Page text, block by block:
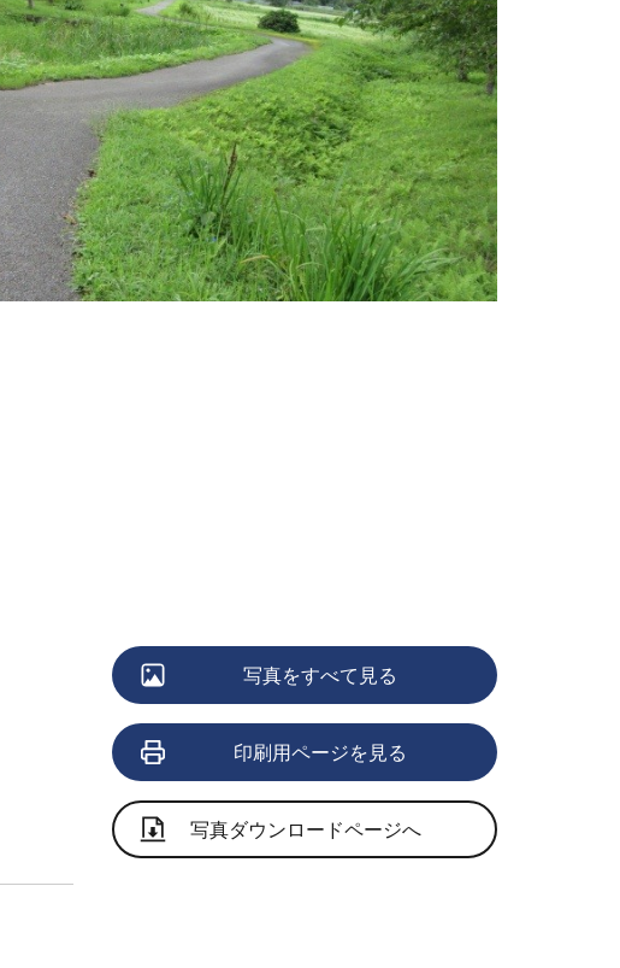
写真をすべて見る
印刷用ページを見る
写真ダウンロードページへ